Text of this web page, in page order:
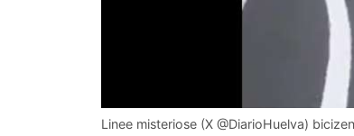
Linee misteriose (X @DiarioHuelva)